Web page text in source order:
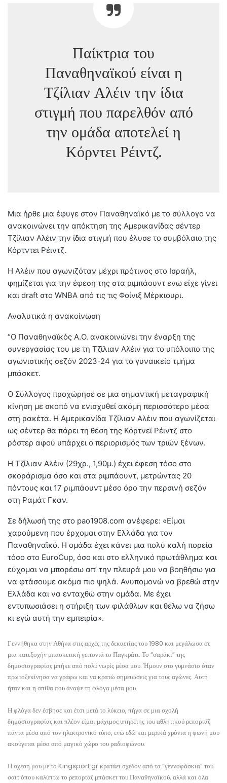
Παίκτρια του
Παναθηναϊκού είναι η
Τζίλιαν Αλέιν την ίδια
στιγμή που παρελθόν από
την ομάδα αποτελεί η
Κόρντει Ρέιντζ.
Μια ήρθε μια έφυγε στον Παναθηναϊκό με το σύλλογο να
ανακοινώνει την απόκτηση της Αμερικανίδας σέντερ
Τζίλιαν Αλέιν την ίδια στιγμή που έλυσε το συμβόλαιο της
Κόρτντει Ρέιντζ.
Η Αλέιν που αγωνιζόταν μέχρι πρότινος στο Ισραήλ,
φημίζεται για την έφεση της στα ριμπάουντ ενω είχε γίνει
και draft στο WNBA από τις τις Φοίνιξ Μέρκιουρι.
Αναλυτικά η ανακοίνωση
“Ο Παναθηναϊκός Α.Ο. ανακοινώνει την έναρξη της
συνεργασίας του με τη Τζίλιαν Αλέιν για το υπόλοιπο της
αγωνιστικής σεζόν 2023-24 για το γυναικείο τμήμα
μπάσκετ.
Ο Σύλλογος προχώρησε σε μια σημαντική μεταγραφική
κίνηση με σκοπό να ενισχυθεί ακόμη περισσότερο μέσα
στη ρακέτα. Η Αμερικανίδα Τζίλιαν Αλέιν που αγωνίζεται
ως σέντερ θα πάρει τη θέση της Κόρτνεϊ Ρέιντζ στο
ρόστερ αφού υπάρχει ο περιορισμός των τριών ξένων.
Η Τζίλιαν Αλέιν (29χρ., 1,90μ.) έχει έφεση τόσο στο
σκοράρισμα όσο και στα ριμπάουντ, μετρώντας 20
πόντους και 17 ριμπάουντ μέσο όρο την περσινή σεζόν
στη Ραμάτ Γκαν.
Σε δήλωσή της στο pao1908.com ανέφερε: «Είμαι
χαρούμενη που έρχομαι στην Ελλάδα για τον
Παναθηναϊκό. Η ομάδα έχει κάνει μια πολύ καλή πορεία
τόσο στο EuroCup, όσο και στο ελληνικό πρωτάθλημα και
εύχομαι να μπορέσω απ’ την πλευρά μου να βοηθήσω για
να φτάσουμε ακόμα πιο ψηλά. Ανυπομονώ να βρεθώ στην
Ελλάδα και να ενταχθώ στην ομάδα. Με έχει
εντυπωσιάσει η στήριξη των φιλάθλων και θέλω να ζήσω
κι εγώ αυτή την εμπειρία».
Γεννήθηκα στην Αθήνα στις αρχές της δεκαετίας του 1980 και μεγάλωσα σε
μια κατεξοχήν μπασκετική γειτονιά το Παγκράτι. Το “σαράκι” της
δημοσιογραφίας μπήκε από πολύ νωρίς μέσα μου. Ήμουν στο γυμνάσιο όταν
πρωτοξεκίνησα να γράφω και να κρατώ σημειώσεις για τους αγώνες. Αυτή
ήταν και η σπίθα που άναψε τη φλόγα μέσα μου.
Η φλόγα δεν έσβησε και έτσι μετά το λύκειο, πήγα σε μια σχολή
δημοσιογραφίας και πλέον είμαι μάχιμος υπηρέτης του αθλητικού ρεπορτάζ
πάντα μέσα από τον ηλεκτρονικό τύπο, ενώ εδώ και μερικά χρόνια η φωνή μου
ακούγεται μέσα από μαγικό χώρο του ραδιοφώνου.
Η σχέση μου με το Kingsport.gr κρατάει σχεδόν από τα “γεννοφάσκια” του
σαιτ όπου καλύπτω το ρεπορτάζ μπάσκετ του Παναθηναϊκού, αλλά και όλα